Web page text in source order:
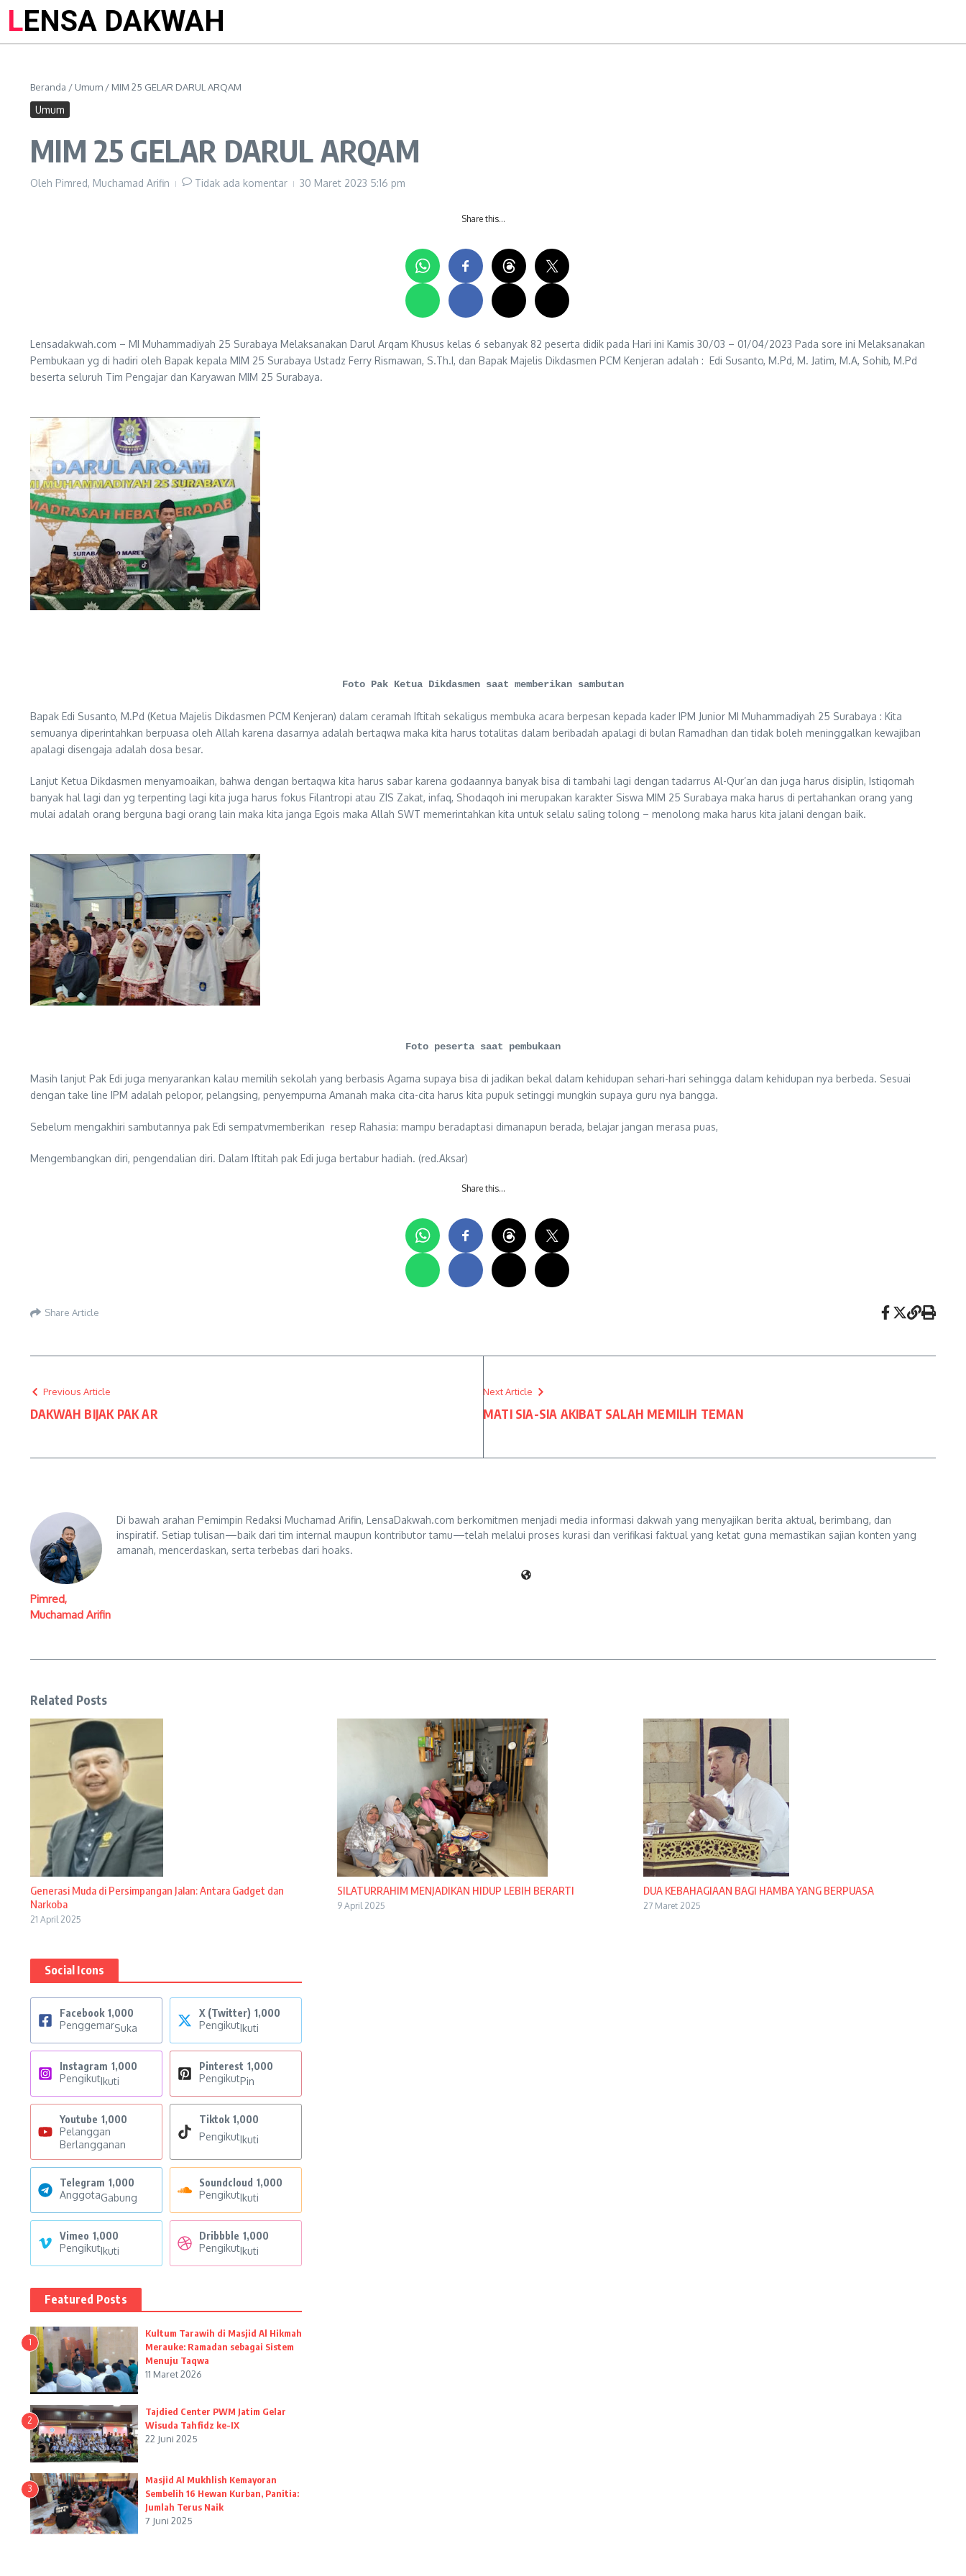
LENSA DAKWAH
Beranda / Umum / MIM 25 GELAR DARUL ARQAM
Umum
MIM 25 GELAR DARUL ARQAM
Oleh Pimred, Muchamad Arifin Tidak ada komentar 30 Maret 2023 5:16 pm
Share this…
Lensadakwah.com – MI Muhammadiyah 25 Surabaya Melaksanakan Darul Arqam Khusus kelas 6 sebanyak 82 peserta didik pada Hari ini Kamis 30/03 – 01/04/2023 Pada sore ini Melaksanakan
Pembukaan yg di hadiri oleh Bapak kepala MIM 25 Surabaya Ustadz Ferry Rismawan, S.Th.I, dan Bapak Majelis Dikdasmen PCM Kenjeran adalah : Edi Susanto, M.Pd, M. Jatim, M.A, Sohib, M.Pd
beserta seluruh Tim Pengajar dan Karyawan MIM 25 Surabaya.
Foto Pak Ketua Dikdasmen saat memberikan sambutan
Bapak Edi Susanto, M.Pd (Ketua Majelis Dikdasmen PCM Kenjeran) dalam ceramah Iftitah sekaligus membuka acara berpesan kepada kader IPM Junior MI Muhammadiyah 25 Surabaya : Kita
semuanya diperintahkan berpuasa oleh Allah karena dasarnya adalah bertaqwa maka kita harus totalitas dalam beribadah apalagi di bulan Ramadhan dan tidak boleh meninggalkan kewajiban
apalagi disengaja adalah dosa besar.
Lanjut Ketua Dikdasmen menyamoaikan, bahwa dengan bertaqwa kita harus sabar karena godaannya banyak bisa di tambahi lagi dengan tadarrus Al-Qur’an dan juga harus disiplin, Istiqomah
banyak hal lagi dan yg terpenting lagi kita juga harus fokus Filantropi atau ZIS Zakat, infaq, Shodaqoh ini merupakan karakter Siswa MIM 25 Surabaya maka harus di pertahankan orang yang
mulai adalah orang berguna bagi orang lain maka kita janga Egois maka Allah SWT memerintahkan kita untuk selalu saling tolong – menolong maka harus kita jalani dengan baik.
Foto peserta saat pembukaan
Masih lanjut Pak Edi juga menyarankan kalau memilih sekolah yang berbasis Agama supaya bisa di jadikan bekal dalam kehidupan sehari-hari sehingga dalam kehidupan nya berbeda. Sesuai
dengan take line IPM adalah pelopor, pelangsing, penyempurna Amanah maka cita-cita harus kita pupuk setinggi mungkin supaya guru nya bangga.
Sebelum mengakhiri sambutannya pak Edi sempatvmemberikan resep Rahasia: mampu beradaptasi dimanapun berada, belajar jangan merasa puas,
Mengembangkan diri, pengendalian diri. Dalam Iftitah pak Edi juga bertabur hadiah. (red.Aksar)
Share this…
Share Article
Previous Article
DAKWAH BIJAK PAK AR
Next Article
MATI SIA-SIA AKIBAT SALAH MEMILIH TEMAN
Pimred,
Muchamad Arifin
Di bawah arahan Pemimpin Redaksi Muchamad Arifin, LensaDakwah.com berkomitmen menjadi media informasi dakwah yang menyajikan berita aktual, berimbang, dan
inspiratif. Setiap tulisan—baik dari tim internal maupun kontributor tamu—telah melalui proses kurasi dan verifikasi faktual yang ketat guna memastikan sajian konten yang
amanah, mencerdaskan, serta terbebas dari hoaks.
Related Posts
Generasi Muda di Persimpangan Jalan: Antara Gadget dan
Narkoba
21 April 2025
SILATURRAHIM MENJADIKAN HIDUP LEBIH BERARTI
9 April 2025
DUA KEBAHAGIAAN BAGI HAMBA YANG BERPUASA
27 Maret 2025
Social Icons
Facebook 1,000
PenggemarSuka
X (Twitter) 1,000
PengikutIkuti
Instagram 1,000
PengikutIkuti
Pinterest 1,000
PengikutPin
Youtube 1,000
Pelanggan
Berlangganan
Tiktok 1,000
PengikutIkuti
Telegram 1,000
AnggotaGabung
Soundcloud 1,000
PengikutIkuti
Vimeo 1,000
PengikutIkuti
Dribbble 1,000
PengikutIkuti
Featured Posts
1
Kultum Tarawih di Masjid Al Hikmah
Merauke: Ramadan sebagai Sistem
Menuju Taqwa
11 Maret 2026
2
Tajdied Center PWM Jatim Gelar
Wisuda Tahfidz ke-IX
22 Juni 2025
3
Masjid Al Mukhlish Kemayoran
Sembelih 16 Hewan Kurban, Panitia:
Jumlah Terus Naik
7 Juni 2025